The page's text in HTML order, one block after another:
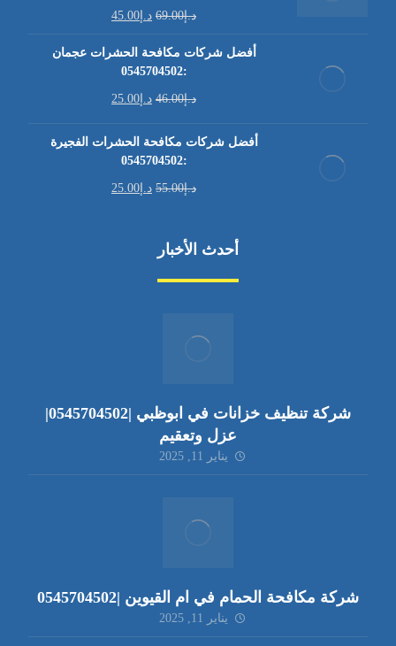
د.إ69.00 د.إ 45.00
أفضل شركات مكافحة الحشرات عجمان
:0545704502
د.إ46.00 د.إ 25.00
أفضل شركات مكافحة الحشرات الفجيرة
:0545704502
د.إ55.00 د.إ 25.00
أحدث الأخبار
شركة تنظيف خزانات في ابوظبي |0545704502|
عزل وتعقيم
يناير 11, 2025
شركة مكافحة الحمام في ام القيوين |0545704502
يناير 11, 2025